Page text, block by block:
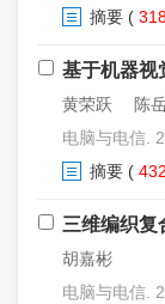
摘要 (
基于机器视
黄荣跃 陈
电脑与电信.
摘要 ( 432
三维编织复
胡嘉彬
电脑与电信.